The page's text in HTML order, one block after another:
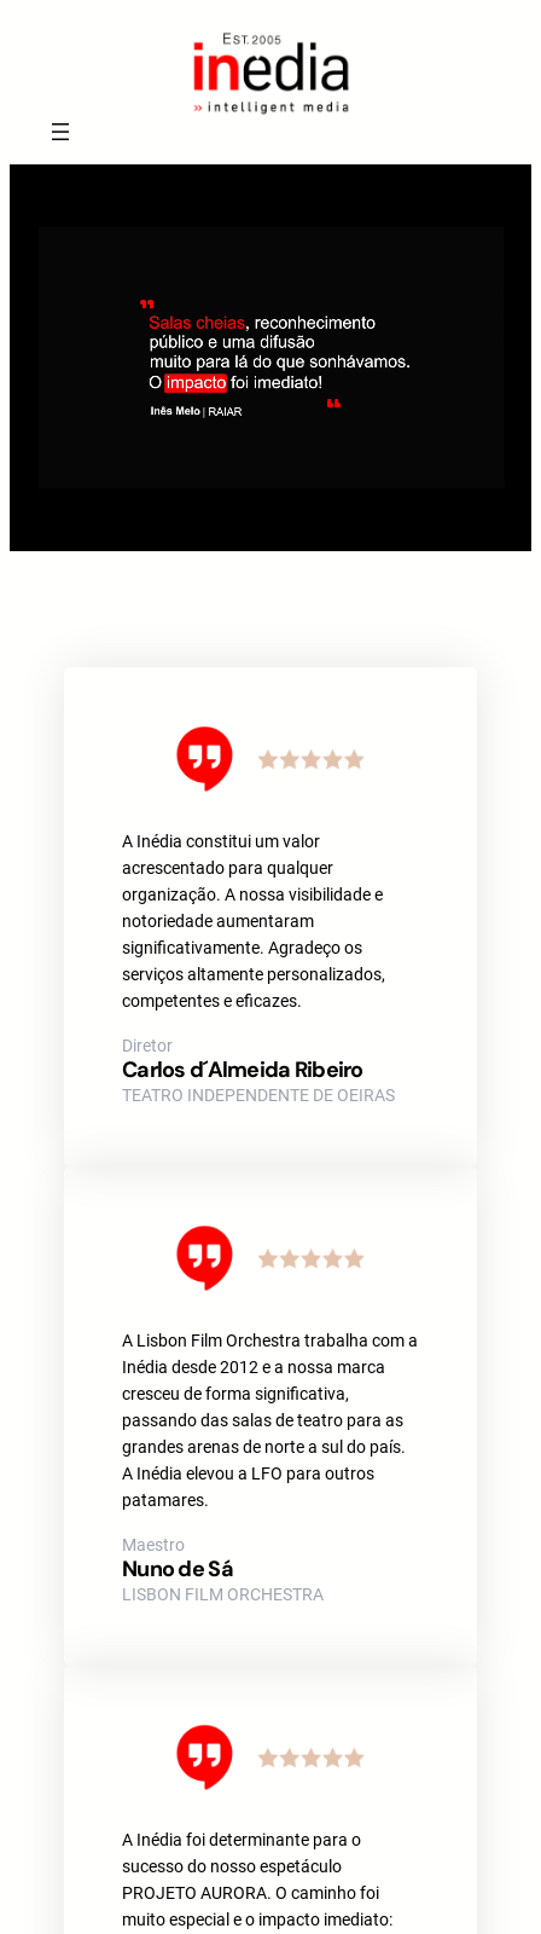
A Inédia constitui um valor
acrescentado para qualquer
organização. A nossa visibilidade e
notoriedade aumentaram
significativamente. Agradeço os
serviços altamente personalizados,
competentes e eficazes.
Diretor
Carlos d´Almeida Ribeiro
TEATRO INDEPENDENTE DE OEIRAS
A Lisbon Film Orchestra trabalha com a
Inédia desde 2012 e a nossa marca
cresceu de forma significativa,
passando das salas de teatro para as
grandes arenas de norte a sul do país.
A Inédia elevou a LFO para outros
patamares.
Maestro
Nuno de Sá
LISBON FILM ORCHESTRA
A Inédia foi determinante para o
sucesso do nosso espetáculo
PROJETO AURORA. O caminho foi
muito especial e o impacto imediato: